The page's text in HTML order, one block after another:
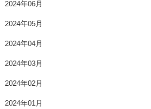
2024年06月
2024年05月
2024年04月
2024年03月
2024年02月
2024年01月